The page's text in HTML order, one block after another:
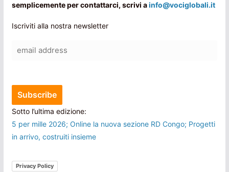
semplicemente per contattarci, scrivi ainfo@vociglobali.it
Iscriviti alla nostra newsletter
Sotto l’ultima edizione:
5 per mille 2026; Online la nuova sezione RD Congo; Progetti
in arrivo, costruiti insieme
Privacy Policy